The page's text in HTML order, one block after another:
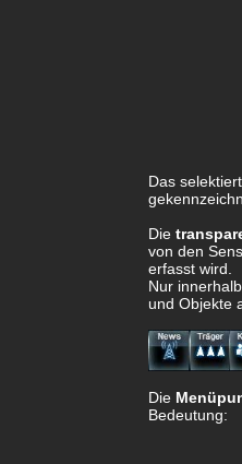
Das
Die
von den
erfasst wird.
Nur
und Objekte
Die
Bedeutung: